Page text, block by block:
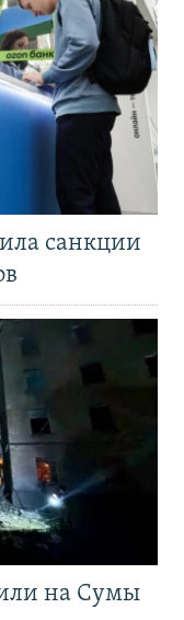
санкции
на Сумы